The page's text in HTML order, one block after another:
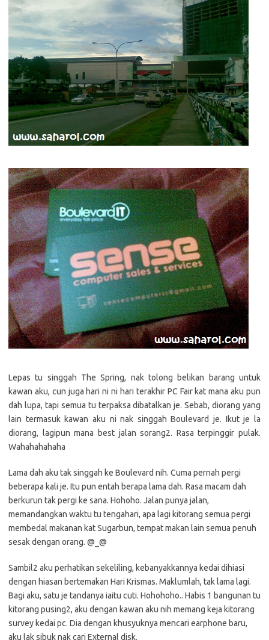
Lepas tu singgah The Spring, nak tolong belikan barang untuk
kawan aku, cun juga hari ni ni hari terakhir PC Fair kat mana aku pun
dah lupa, tapi semua tu terpaksa dibatalkan je. Sebab, diorang yang
lain termasuk kawan aku ni nak singgah Boulevard je. Ikut je la
diorang, lagipun mana best jalan sorang2. Rasa terpinggir pulak.
Wahahahahaha
Lama dah aku tak singgah ke Boulevard nih. Cuma pernah pergi
beberapa kali je. Itu pun entah berapa lama dah. Rasa macam dah
berkurun tak pergi ke sana. Hohoho. Jalan punya jalan,
memandangkan waktu tu tengahari, apa lagi kitorang semua pergi
membedal makanan kat Sugarbun, tempat makan lain semua penuh
sesak dengan orang. @_@
Sambil2 aku perhatikan sekeliling, kebanyakkannya kedai dihiasi
dengan hiasan bertemakan Hari Krismas. Maklumlah, tak lama lagi.
Bagi aku, satu je tandanya iaitu cuti. Hohohoho.. Habis 1 bangunan tu
kitorang pusing2, aku dengan kawan aku nih memang keja kitorang
survey kedai pc. Dia dengan khusyuknya mencari earphone baru,
aku lak sibuk nak cari External disk.